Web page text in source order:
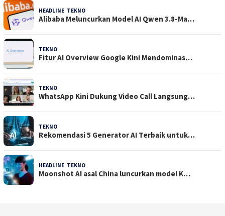
HEADLINE TEKNO
Alibaba Meluncurkan Model AI Qwen 3.8-Ma…
TEKNO
Fitur AI Overview Google Kini Mendominas…
TEKNO
WhatsApp Kini Dukung Video Call Langsung…
TEKNO
Rekomendasi 5 Generator AI Terbaik untuk…
HEADLINE TEKNO
Moonshot AI asal China luncurkan model K…